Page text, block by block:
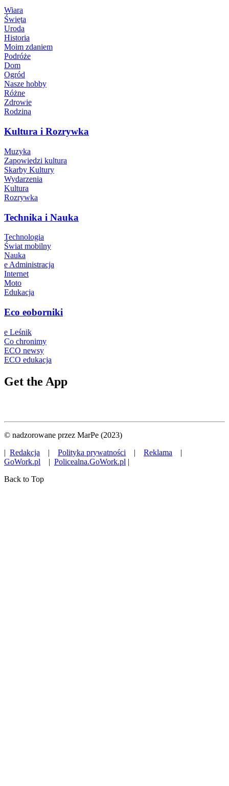
Wiara
Święta
Uroda
Historia
Moim zdaniem
Podróże
Dom
Ogród
Nasze hobby
Różne
Zdrowie
Rodzina
Kultura i Rozrywka
Muzyka
Zapowiedzi kultura
Skarby Kultury
Wydarzenia
Kultura
Rozrywka
Technika i Nauka
Technologia
Świat mobilny
Nauka
e Administracja
Internet
Moto
Edukacja
Eco eoborniki
e Leśnik
Co chronimy
ECO newsy
ECO edukacja
Get the App
© nadzorowane przez MarPe (2023)
| Redakcja | Polityka prywatności | Reklama |
GoWork.pl | Policealna.GoWork.pl |
Back to Top